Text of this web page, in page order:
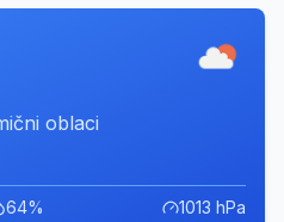
oblaci
64% 1013 hPa